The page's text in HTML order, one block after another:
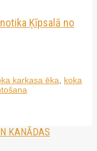
Ķīpsalā no
karkasa ēka
koka
KANĀDAS